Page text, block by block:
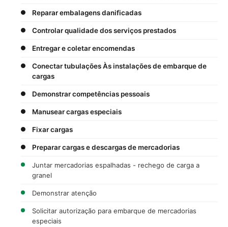
Reparar embalagens danificadas
Controlar qualidade dos serviços prestados
Entregar e coletar encomendas
Conectar tubulações Às instalações de embarque de
cargas
Demonstrar competências pessoais
Manusear cargas especiais
Fixar cargas
Preparar cargas e descargas de mercadorias
Juntar mercadorias espalhadas - rechego de carga a
granel
Demonstrar atenção
Solicitar autorização para embarque de mercadorias
especiais